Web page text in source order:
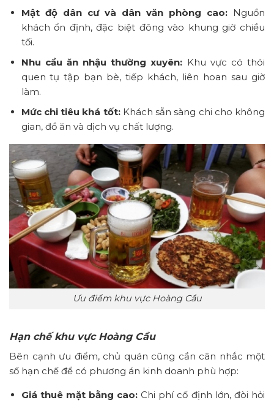
Mật độ dân cư và dân văn phòng cao:Nguồn
khách ổn định, đặc biệt đông vào khung giờ chiều
tối.
Nhu cầu ăn nhậu thường xuyên: Khu vực có thói
quen tụ tập bạn bè, tiếp khách, liên hoan sau giờ
làm.
Mức chi tiêu khá tốt:Khách sẵn sàng chi cho không
gian, đồ ăn và dịch vụ chất lượng.
Ưu điểm khu vực Hoàng Cầu
Hạn chế khu vực Hoàng Cầu
Bên cạnh ưu điểm, chủ quán cũng cần cân nhắc một
số hạn chế để có phương án kinh doanh phù hợp:
Giá thuê mặt bằng cao: Chi phí cố định lớn, đòi hỏi